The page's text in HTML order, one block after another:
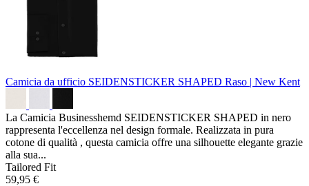
Camicia da ufficio SEIDENSTICKER SHAPED Raso | New Kent
La Camicia Businesshemd SEIDENSTICKER SHAPED in nero
rappresenta l'eccellenza nel design formale. Realizzata in pura
cotone di qualità , questa camicia offre una silhouette elegante grazie
alla sua...
Tailored Fit
59,95 €